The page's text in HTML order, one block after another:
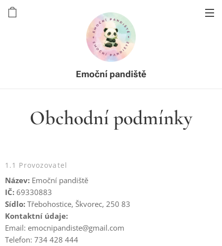
Emoční pandiště
Obchodní podmínky
1.1 Provozovatel
Název: Emoční pandiště
IČ: 69330883
Sídlo: Třebohostice, Škvorec, 250 83
Kontaktní údaje:
Email: emocnipandiste@gmail.com
Telefon: 734 428 444